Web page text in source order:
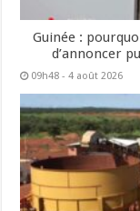
Guinée :
d’annoncer
09h48 - 4 août 2026